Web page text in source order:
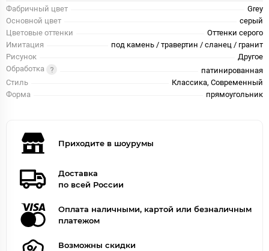
Фабричный цвет
Grey
Основной цвет
серый
Цветовые оттенки
Оттенки серого
Имитация
под камень / травертин / сланец / гранит
Рисунок
Другое
Обработка
патинированная
Стиль
Классика, Современный
Форма
прямоугольник
Приходите в шоурумы
Доставка
по всей России
Оплата наличными, картой или безналичным
платежом
Возможны скидки